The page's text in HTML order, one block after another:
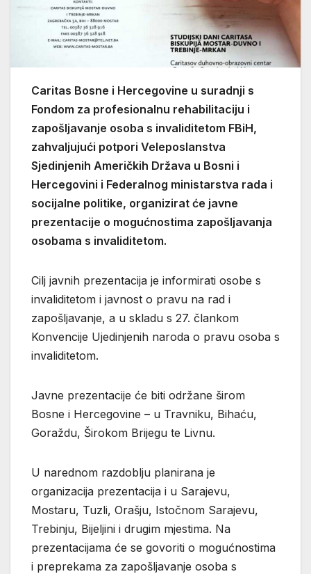
Caritas Bosne i Hercegovine u suradnji s
Fondom za profesionalnu rehabilitaciju i
zapošljavanje osoba s invaliditetom FBiH,
zahvaljujući potpori Veleposlanstva
Sjedinjenih Američkih Država u Bosni i
Hercegovini i Federalnog ministarstva rada i
socijalne politike, organizirat će javne
prezentacije o mogućnostima zapošljavanja
osobama s invaliditetom.
Cilj javnih prezentacija je informirati osobe s
invaliditetom i javnost o pravu na rad i
zapošljavanje, a u skladu s 27. člankom
Konvencije Ujedinjenih naroda o pravu osoba s
invaliditetom.
Javne prezentacije će biti održane širom
Bosne i Hercegovine – u Travniku, Bihaću,
Goraždu, Širokom Brijegu te Livnu.
U narednom razdoblju planirana je
organizacija prezentacija i u Sarajevu,
Mostaru, Tuzli, Orašju, Istočnom Sarajevu,
Trebinju, Bijeljini i drugim mjestima. Na
prezentacijama će se govoriti o mogućnostima
i preprekama za zapošljavanje osoba s